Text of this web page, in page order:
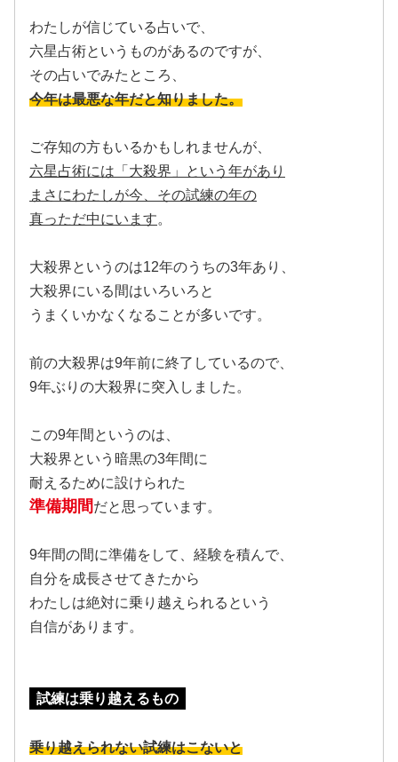
わたしが信じている占いで、
六星占術というものがあるのですが、
その占いでみたところ、
今年は最悪な年だと知りました。
ご存知の方もいるかもしれませんが、
六星占術には「大殺界」という年があり
まさにわたしが今、その試練の年の
真っただ中にいます。
大殺界というのは12年のうちの3年あり、
大殺界にいる間はいろいろと
うまくいかなくなることが多いです。
前の大殺界は9年前に終了しているので、
9年ぶりの大殺界に突入しました。
この9年間というのは、
大殺界という暗黒の3年間に
耐えるために設けられた
準備期間だと思っています。
9年間の間に準備をして、経験を積んで、
自分を成長させてきたから
わたしは絶対に乗り越えられるという
自信があります。
試練は乗り越えるもの
乗り越えられない試練はこないと